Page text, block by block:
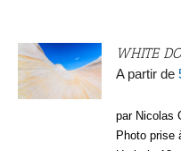
WHITE
A partir de
par Nicolas
Photo prise